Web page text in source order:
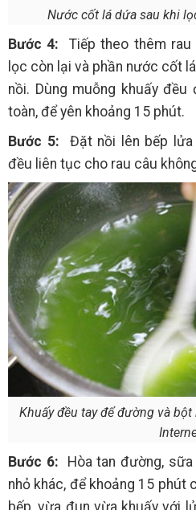
Nước cốt lá dứa sau khi
Bước 4:
Tiếp theo thêm
lọc còn lại và phần nước cốt
nồi. Dùng muỗng khuấy đều
toàn, để yên khoảng 15 phút.
Bước 5:
Đặt nồi lên bếp
đều liên tục cho rau câu
Khuấy đều tay để đường và
Bước 6:
Hòa tan đường,
nhỏ khác, để khoảng 15 phút
bếp, vừa đun vừa khuấy với